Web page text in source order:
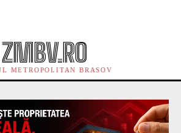
ZMBV.RO
METROPOLITAN BRASOV